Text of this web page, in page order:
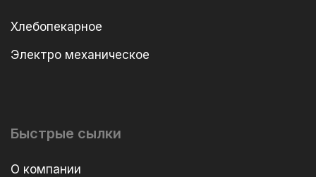
Хлебопекарное
Электро механическое
Быстрые сылки
О компании